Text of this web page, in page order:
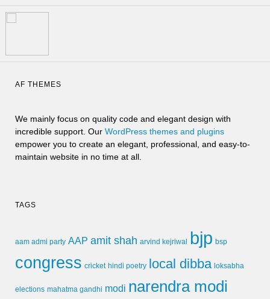
AF THEMES
We mainly focus on quality code and elegant design with
incredible support. Our WordPress themes and plugins
empower you to create an elegant, professional, and easy-to-
maintain website in no time at all.
TAGS
aam admi party AAP amit shah arvind kejriwal bjp bsp
congress cricket hindi poetry local dibba loksabha
elections mahatma gandhi modi narendra modi